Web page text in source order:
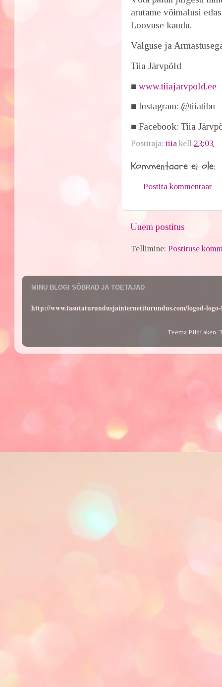
arutame võimalusi
Loovuse kaudu.
Valguse ja
Tiia Järvpõld
■www.tiiajarvpold.ee
■ Instagram: @tiiatibu
■ Facebook: Tiia
Postitaja:tiia kell 23:03
Kommentaare ei ole:
Postita kommentaar
Uuem postitus
Tellimine:Postituse
MINU BLOGI SÕBRAD JA TOETAJAD
http://www.tasutaturundusjainternetiturundus.com/logod-
Teema Pildi aken.